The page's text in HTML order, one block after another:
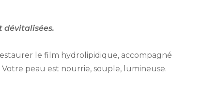
dévitalisées.
le film hydrolipidique, accompagné
Votre peau est nourrie, souple, lumineuse.